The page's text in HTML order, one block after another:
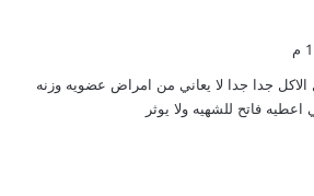
جدا جدا لا يعاني من امراض عضويه وزنه